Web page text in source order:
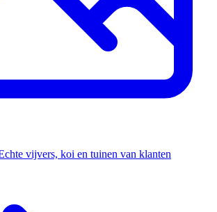
vijvers, koi en tuinen van klanten